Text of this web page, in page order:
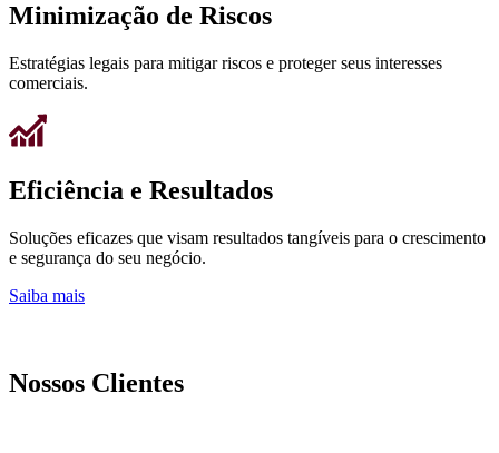
Minimização de Riscos
Estratégias legais para mitigar riscos e proteger seus interesses
comerciais.
Eficiência e Resultados
Soluções eficazes que visam resultados tangíveis para o crescimento
e segurança do seu negócio.
Saiba mais
Nossos Clientes